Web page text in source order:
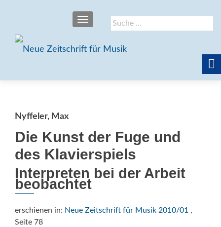
Suche
nach:
SCHALTE NAVIGATION
Nyffeler, Max
Die Kunst der Fuge und
des Klavierspiels
Interpreten bei der Arbeit
beobachtet
erschienen in: Neue Zeitschrift für Musik 2010/01 ,
Seite 78